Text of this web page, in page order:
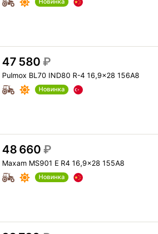
47 580 ₽
Pulmox BL70 IND80 R-4 16,9x28 156A8
Новинка
48 660 ₽
Maxam MS901 E R4 16,9x28 155A8
Новинка